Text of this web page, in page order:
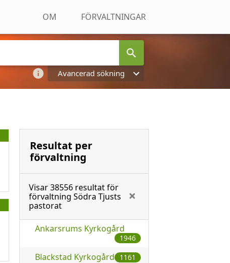
OM FÖRVALTNINGAR
Avancerad sökning
Resultat per
förvaltning
Visar38556 resultat för
förvaltning Södra Tjusts
pastorat
Ankarsrums Kyrkogård
1946
Blackstad Kyrkogård 1161